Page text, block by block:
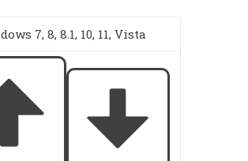
7, 8, 8.1, 10, 11, Vista